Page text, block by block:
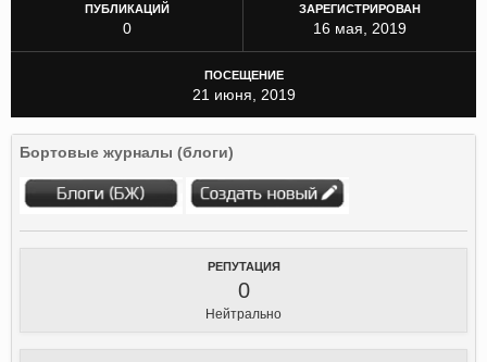
ПУБЛИКАЦИЙ
0
ЗАРЕГИСТРИРОВАН
16 мая, 2019
ПОСЕЩЕНИЕ
21 июня, 2019
Бортовые журналы (блоги)
РЕПУТАЦИЯ
0
Нейтрально